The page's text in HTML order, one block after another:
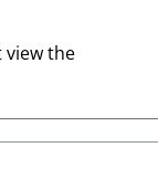
view the